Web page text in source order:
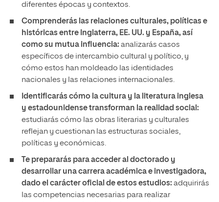
diferentes épocas y contextos.
Comprenderás las relaciones culturales, políticas e
históricas entre Inglaterra, EE. UU. y España, así
como su mutua influencia: analizarás casos
específicos de intercambio cultural y político, y
cómo estos han moldeado las identidades
nacionales y las relaciones internacionales.
Identificarás cómo la cultura y la literatura inglesa
y estadounidense transforman la realidad social:
estudiarás cómo las obras literarias y culturales
reflejan y cuestionan las estructuras sociales,
políticas y económicas.
Te prepararás para acceder al doctorado y
desarrollar una carrera académica e investigadora,
dado el carácter oficial de estos estudios: adquirirás
las competencias necesarias para realizar